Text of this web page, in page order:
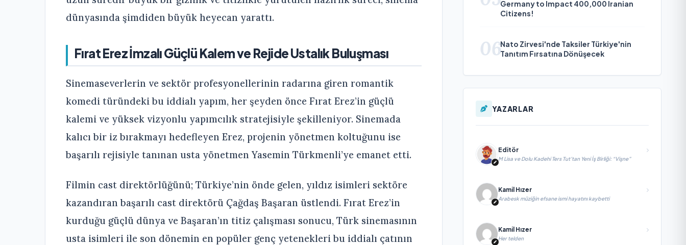
dünyasında şimdiden büyük heyecan yarattı.
Fırat Erez İmzalı Güçlü Kalem ve Rejide Ustalık Buluşması
Sinemaseverlerin ve sektör profesyonellerinin radarına giren romantik
komedi türündeki bu iddialı yapım, her şeyden önce Fırat Erez’in güçlü
kalemi ve yüksek vizyonlu yapımcılık stratejisiyle şekilleniyor. Sinemada
kalıcı bir iz bırakmayı hedefleyen Erez, projenin yönetmen koltuğunu ise
başarılı rejisiyle tanınan usta yönetmen Yasemin Türkmenli’ye emanet etti.
Filmin cast direktörlüğünü; Türkiye’nin önde gelen, yıldız isimleri sektöre
kazandıran başarılı cast direktörü Çağdaş Başaran üstlendi. Fırat Erez’in
kurduğu güçlü dünya ve Başaran’ın titiz çalışması sonucu, Türk sinemasının
usta isimleri ile son dönemin en popüler genç yetenekleri bu iddialı çatının
Germany to Impact 400,000 Iranian
Citizens!
06Nato Zirvesi'nde Taksiler Türkiye'nin
Tanıtım Fırsatına Dönüşecek
YAZARLAR
Editör
M Lisa ve Dolu Kadehi Ters Tut’tan Yeni İş Birliği: “Vişne”
Kamil Hızer
Arabesk müziğin efsane ismi hayatını kaybetti
Kamil Hızer
Her telden